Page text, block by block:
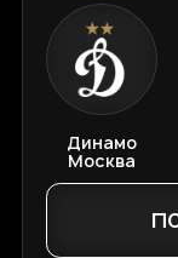
Динамо
Москва